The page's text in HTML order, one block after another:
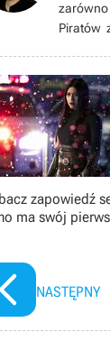
zarówno
Piratów
którym
zapowiedź
ma swój
NASTĘPNY